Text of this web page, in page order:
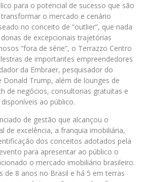
para o potencial de sucesso que são
o mercado e cenário
no conceito de “outlier”, que nada
de excepcionais trajetórias
“fora de série”, o Terrazzo Centro
de importantes empreendedores
da Embraer, pesquisador do
Donald Trump, além de lounges de
de negócios, consultorias gratuitas e
ao público.
de gestão que alcançou o
de excelência, a franquia imobiliária,
dos conceitos adotados pela
para apresentar ao público o
o mercado imobiliário brasileiro.
de 8 anos no Brasil e há 5 em terras